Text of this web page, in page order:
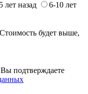
лет назад
6-10 лет
будет выше,
подтверждаете